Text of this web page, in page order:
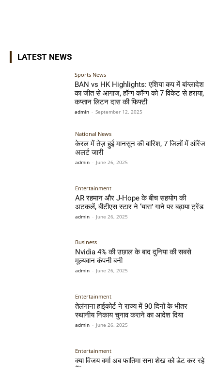
LATEST NEWS
Sports News
BAN vs HK Highlights: एशिया कप में बांग्लादेश
का जीत से आगाज, हॉन्ग कॉन्ग को 7 विकेट से हराया,
कप्तान लिटन दास की फिफ्टी
admin - September 12, 2025
National News
केरल में तेज़ हुई मानसून की बारिश, 7 जिलों में ऑरेंज
अलर्ट जारी
admin - June 26, 2025
Entertainment
AR रहमान और J-Hope के बीच सहयोग की
अटकलें, बीटीएस स्टार ने ‘यारा’ गाने पर बढ़ाया ट्रेंड
admin - June 26, 2025
Business
Nvidia 4% की उछाल के बाद दुनिया की सबसे
मूल्यवान कंपनी बनी
admin - June 26, 2025
Entertainment
तेलंगाना हाईकोर्ट ने राज्य में 90 दिनों के भीतर
स्थानीय निकाय चुनाव कराने का आदेश दिया
admin - June 26, 2025
Entertainment
क्या विजय वर्मा अब फातिमा सना शेख को डेट कर रहे